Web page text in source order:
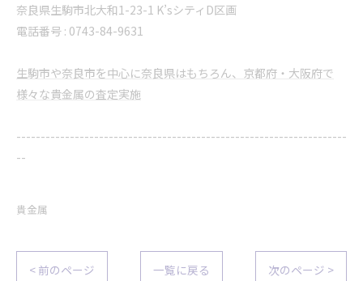
奈良県生駒市北大和1-23-1 K’sシティD区画
電話番号 : 0743-84-9631
生駒市や奈良市を中心に奈良県はもちろん、京都府・大阪府で
様々な貴金属の査定実施
--------------------------------------------------------------------
--
貴金属
< 前のページ 一覧に戻る 次のページ >